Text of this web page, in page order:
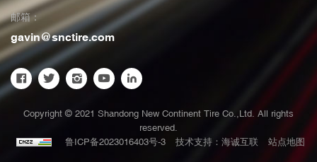
邮箱：
gavin@snctire.com
Copyright © 2021 Shandong New Continent Tire Co.,Ltd. All rights
reserved.
鲁ICP备2023016403号-3
技术支持：海诚互联 站点地图